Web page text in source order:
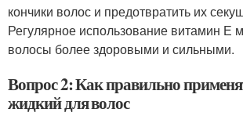
кончики волос и предотвратить их
Регулярное использование витамин Е
волосы более здоровыми и сильными.
Вопрос 2: Как правильно
жидкий для волос